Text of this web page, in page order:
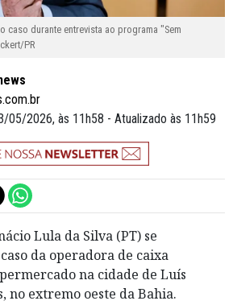
caso durante entrevista ao programa "Sem
PR
05/2026, às 11h58 - Atualizado às 11h59
Lula da Silva (PT) se
da operadora de caixa
na cidade de Luís
no extremo oeste da Bahia.